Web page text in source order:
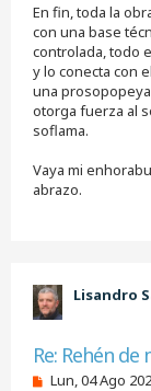
En fin, toda la
con una base
controlada, todo
y lo conecta con
una
otorga fuerza al
soflama.
Vaya mi
abrazo.
Lisandro
Re: Rehén de
M
Lun, 04 Ago